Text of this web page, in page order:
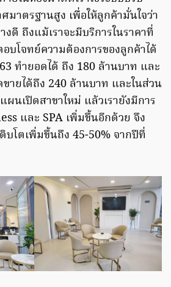
มาตรฐานสูง เพื่อให้ลูกค้ามั่นใจว่า
ดี ถึงแม้เราจะมีบริการในราคาที่
บโจทย์ความต้องการของลูกค้าได้
ทำยอดได้ ถึง 180 ล้านบาท และ
ายได้ถึง 240 ล้านบาท และในส่วน
นเปิดสาขาใหม่ แล้วเรายังมีการ
และ SPA เพิ่มขึ้นอีกด้วย จึง
บโตเพิ่มขึ้นถึง 45-50% จากปีที่